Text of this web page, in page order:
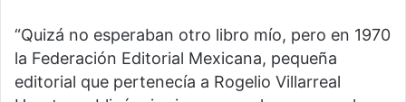
“Quizá no esperaban otro libro mío, pero en 1970
la Federación Editorial Mexicana, pequeña
editorial que pertenecía a Rogelio Villarreal